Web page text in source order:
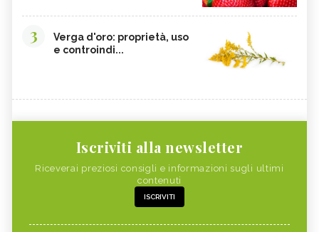
3
Verga d'oro: proprietà, uso
e controindi...
Iscriviti alla newsletter
Riceverai preziosi consigli e informazioni sugli ultimi
contenuti
ISCRIVITI